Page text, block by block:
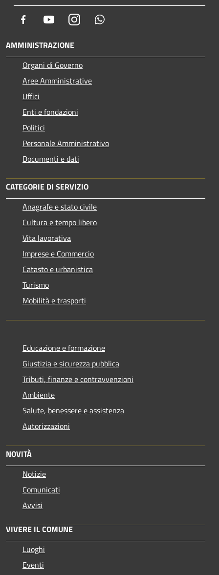
Facebook YoutubeInstagram
AMMINISTRAZIONE
Organi di Governo
Aree Amministrative
Uffici
Enti e fondazioni
Politici
Personale Amministrativo
Documenti e dati
CATEGORIE DI SERVIZIO
Anagrafe e stato civile
Cultura e tempo libero
Vita lavorativa
Imprese e Commercio
Catasto e urbanistica
Turismo
Mobilità e trasporti
Educazione e formazione
Giustizia e sicurezza pubblica
Tributi, finanze e contravvenzioni
Ambiente
Salute, benessere e assistenza
Autorizzazioni
NOVITÀ
Notizie
Comunicati
Avvisi
VIVERE IL COMUNE
Luoghi
Eventi